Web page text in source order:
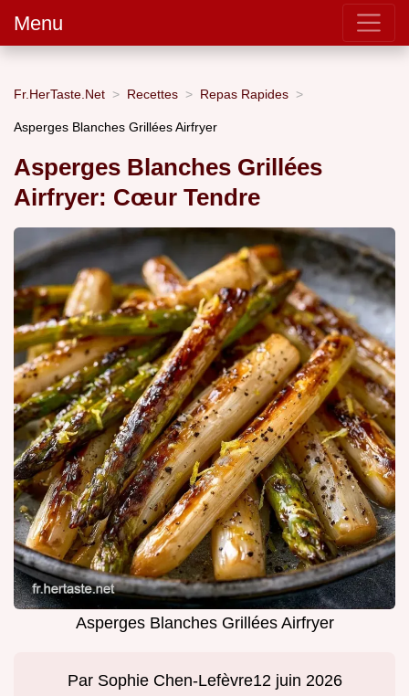
Menu
Fr.HerTaste.Net Recettes Repas Rapides
Asperges Blanches Grillées Airfryer
Asperges Blanches Grillées
Airfryer: Cœur Tendre
Asperges Blanches Grillées Airfryer
Par Sophie Chen-Lefèvre12 juin 2026